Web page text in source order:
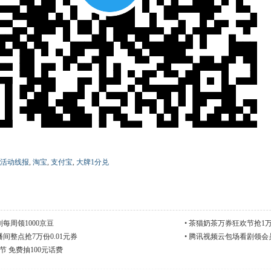
活动线报, 淘宝, 支付宝, 大牌1分兑
每周领1000京豆 • 茶猫奶茶万券狂欢节抢1
间整点抢7万份0.01元券
• 腾讯视频云包场看剧领会
免费抽100元话费